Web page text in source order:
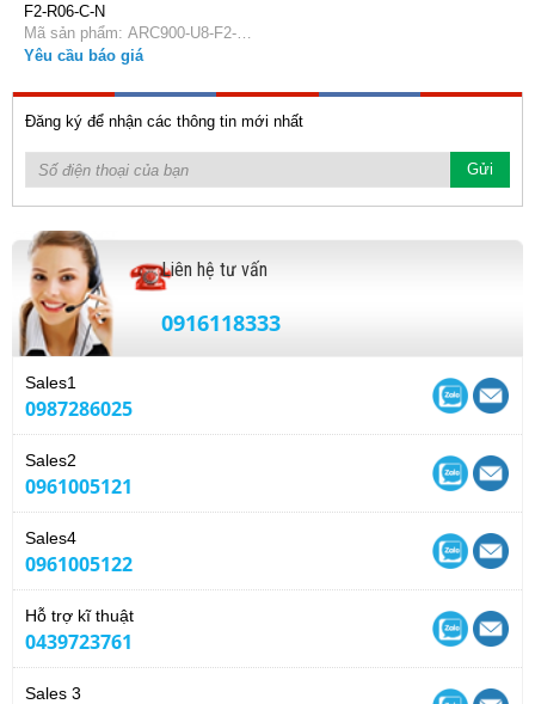
F2-R06-C-N
Mã sản phẩm: ARC900-U8-F2-
R06-C-N
Yêu cầu báo giá
Đăng ký để nhận các thông tin mới nhất
Liên hệ tư vấn
0916118333
Sales1
0987286025
Sales2
0961005121
Sales4
0961005122
Hỗ trợ kĩ thuật
0439723761
Sales 3